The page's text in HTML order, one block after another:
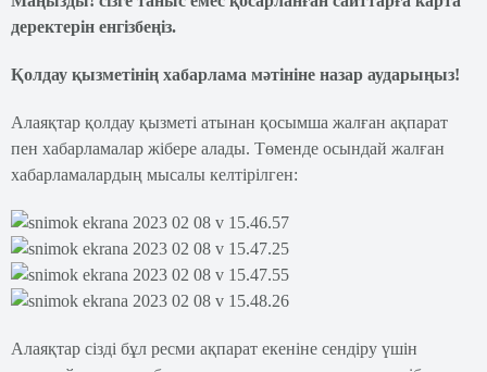
деректерін енгізбеңіз.
Қолдау қызметінің хабарлама мәтініне назар аударыңыз!
Алаяқтар қолдау қызметі атынан қосымша жалған ақпарат
пен хабарламалар жібере алады. Төменде осындай жалған
хабарламалардың мысалы келтірілген:
Алаяқтар сізді бұл ресми ақпарат екеніне сендіру үшін